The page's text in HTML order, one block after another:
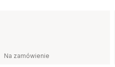
Na zamówienie